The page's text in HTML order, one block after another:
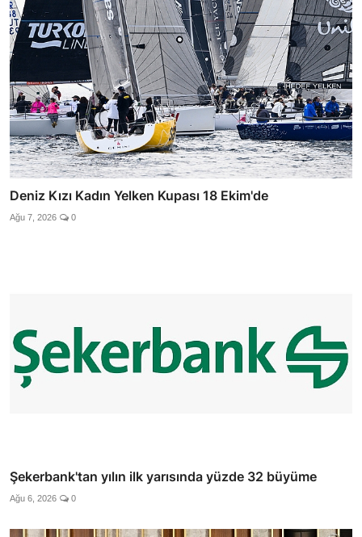
Deniz Kızı Kadın Yelken Kupası 18 Ekim'de
Ağu 7, 2026 0
Şekerbank'tan yılın ilk yarısında yüzde 32 büyüme
Ağu 6, 2026 0